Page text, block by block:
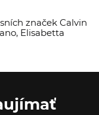
značek Calvin
Elisabetta